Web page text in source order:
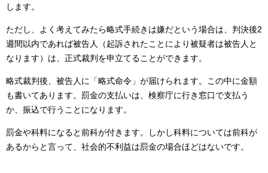
します。
ただし、よく考えてみたら略式手続きは嫌だという場合は、判決後2
週間以内であれば被告人（起訴されたことにより被疑者は被告人と
なります）は、正式裁判を申立てることができます。
略式裁判後、被告人に「略式命令」が届けられます。この中に金額
も書いてあります。罰金の支払いは、検察庁に行き窓口で支払う
か、振込で行うことになります。
罰金や科料になると前科が付きます。しかし科料については前科が
あるからと言って、社会的不利益は罰金の場合ほどはないです。